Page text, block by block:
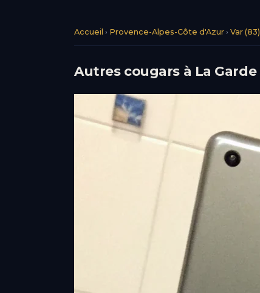
Accueil › Provence-Alpes-Côte d'Azur › Var (83)
Autres cougars à La Garde